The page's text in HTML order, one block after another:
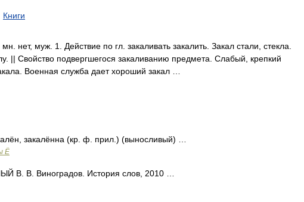
Книги
нет, муж. 1. Действие по гл. закаливать закалить. Закал стали, стекла.
|| Свойство подвергшегося закаливанию предмета. Слабый, крепкий
Военная служба дает хороший закал …
закалённа (кр. ф. прил.) (выносливый) …
Ё
В. В. Виноградов. История слов, 2010 …